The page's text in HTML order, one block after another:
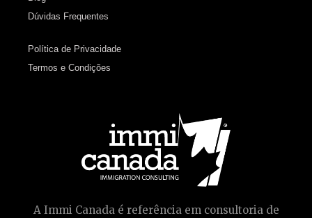
Dúvidas Frequentes
Política de Privacidade
Termos e Condições
A Immi Canada é referência em consultoria de